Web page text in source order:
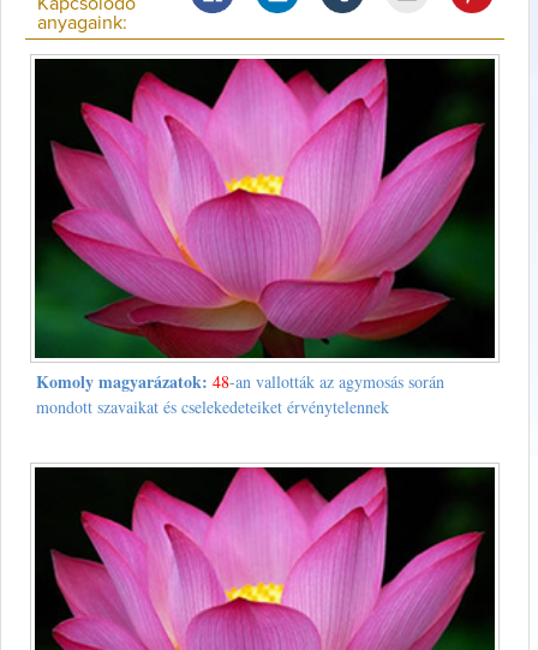
Kapcsolódó
anyagaink:
Komoly magyarázatok: 48-an vallották az agymosás során
mondott szavaikat és cselekedeteiket érvénytelennek